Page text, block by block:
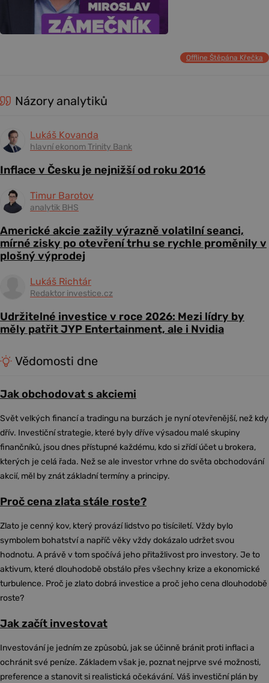
Offline Štěpána Křečka
Názory analytiků
Lukáš Kovanda
hlavní ekonom Trinity Bank
Inflace v Česku je nejnižší od roku 2016
Timur Barotov
analytik BHS
Americké akcie zažily výrazně volatilní seanci,
mírné zisky po otevření trhu se rychle proměnily v
plošný výprodej
Lukáš Richtár
Redaktor investice.cz
Udržitelné investice v roce 2026: Mezi lídry by
měly patřit JYP Entertainment, ale i Nvidia
Vědomosti dne
Jak obchodovat s akciemi
Svět velkých financí a tradingu na burzách je nyní otevřenější, než kdy
dřív. Investiční strategie, které byly dříve výsadou malé skupiny
finančníků, jsou dnes přístupné každému, kdo si zřídí účet u brokera,
kterých je celá řada. Než se ale investor vrhne do světa obchodování
akcií, měl by znát základní termíny a principy.
Proč cena zlata stále roste?
Zlato je cenný kov, který provází lidstvo po tisíciletí. Vždy bylo
symbolem bohatství a napříč věky vždy dokázalo udržet svou
hodnotu. A právě v tom spočívá jeho přitažlivost pro investory. Je to
aktivum, které dlouhodobě obstálo přes všechny krize a ekonomické
turbulence. Proč je zlato dobrá investice a proč jeho cena dlouhodobě
roste?
Jak začít investovat
Investování je jedním ze způsobů, jak se účinně bránit proti inflaci a
ochránit své peníze. Základem však je, poznat nejprve své možnosti,
preference a stanovit si realistická očekávání. Váš investiční plán by